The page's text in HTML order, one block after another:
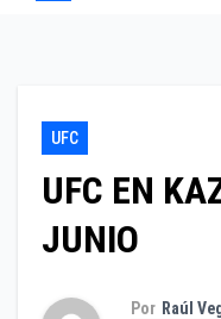
UFC
UFC EN
JUNIO
Por Raúl